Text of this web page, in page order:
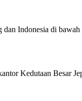
Indonesia di
Kedutaan Besar